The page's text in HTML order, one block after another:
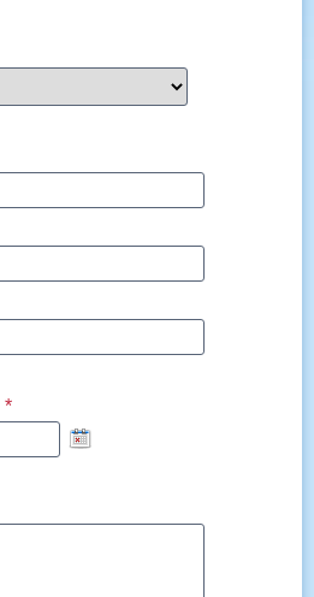
*